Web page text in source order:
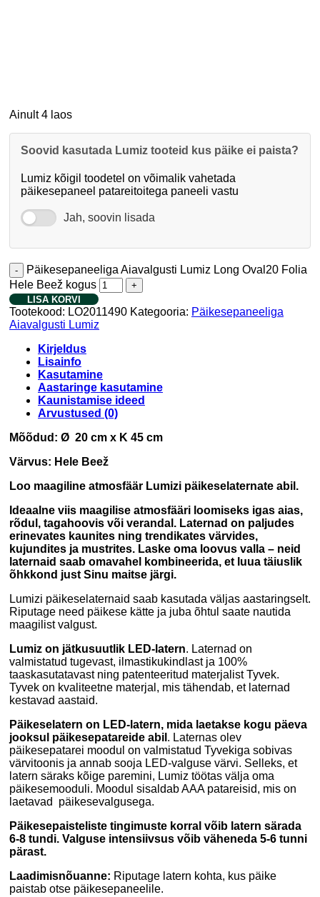
Ainult 4 laos
Soovid kasutada Lumiz tooteid kus päike ei paista?
Lumiz kõigil toodetel on võimalik vahetada
päikesepaneel patareitoitega paneeli vastu
Jah, soovin lisada
Päikesepaneeliga Aiavalgusti Lumiz Long Oval20 Folia
Hele Beež kogus
LISA KORVI
Tootekood: LO2011490 Kategooria: Päikesepaneeliga
Aiavalgusti Lumiz
Kirjeldus
Lisainfo
Kasutamine
Aastaringe kasutamine
Kaunistamise ideed
Arvustused (0)
Mõõdud: Ø 20 cm x K 45 cm
Värvus: Hele Beež
Loo maagiline atmosfäär Lumizi päikeselaternate abil.
Ideaalne viis maagilise atmosfääri loomiseks igas aias,
rõdul, tagahoovis või verandal. Laternad on paljudes
erinevates kaunites ning trendikates värvides,
kujundites ja mustrites. Laske oma loovus valla – neid
laternaid saab omavahel kombineerida, et luua täiuslik
õhkkond just Sinu maitse järgi.
Lumizi päikeselaternaid saab kasutada väljas aastaringselt.
Riputage need päikese kätte ja juba õhtul saate nautida
maagilist valgust.
Lumiz on jätkusuutlik LED-latern. Laternad on
valmistatud tugevast, ilmastikukindlast ja 100%
taaskasutatavast ning patenteeritud materjalist Tyvek.
Tyvek on kvaliteetne materjal, mis tähendab, et laternad
kestavad aastaid.
Päikeselatern on LED-latern, mida laetakse kogu päeva
jooksul päikesepatareide abil . Laternas olev
päikesepatarei moodul on valmistatud Tyvekiga sobivas
värvitoonis ja annab sooja LED-valguse värvi. Selleks, et
latern säraks kõige paremini, Lumiz töötas välja oma
päikesemooduli. Moodul sisaldab AAA patareisid, mis on
laetavad päikesevalgusega.
Päikesepaisteliste tingimuste korral võib latern särada
6-8 tundi. Valguse intensiivsus võib väheneda 5-6 tunni
pärast.
Laadimisnõuanne: Riputage latern kohta, kus päike
paistab otse päikesepaneelile.